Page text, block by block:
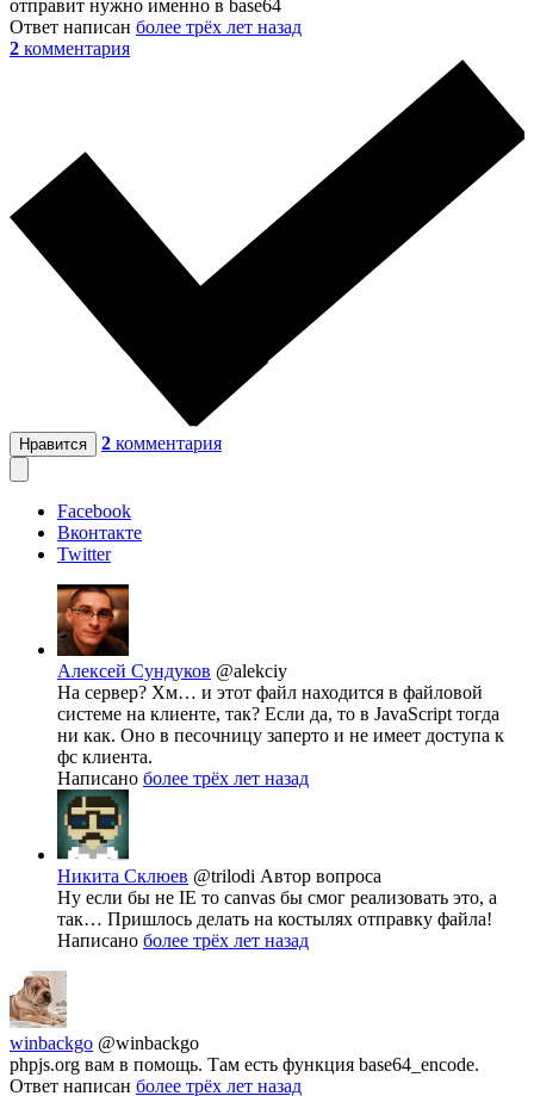
отправит нужно именно в base64
Ответ написан более трёх лет назад
2 комментария
Нравится 2 комментария
Facebook
Вконтакте
Twitter
Алексей Сундуков @alekciy
На сервер? Хм… и этот файл находится в файловой
системе на клиенте, так? Если да, то в JavaScript тогда
ни как. Оно в песочницу заперто и не имеет доступа к
фс клиента.
Написано более трёх лет назад
Никита Склюев @trilodi Автор вопроса
Ну если бы не IE то canvas бы смог реализовать это, а
так… Пришлось делать на костылях отправку файла!
Написано более трёх лет назад
winbackgo @winbackgo
phpjs.org вам в помощь. Там есть функция base64_encode.
Ответ написан более трёх лет назад